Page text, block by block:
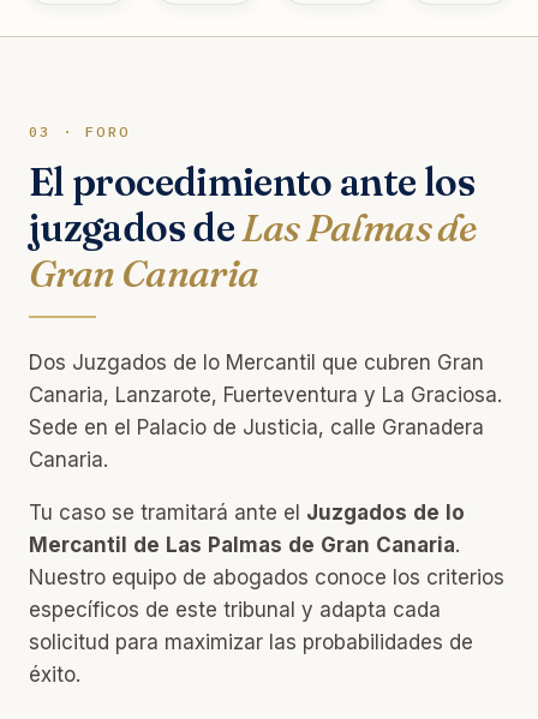
03 · FORO
El procedimiento ante los
juzgados deLas Palmas de
Gran Canaria
Dos Juzgados de lo Mercantil que cubren Gran
Canaria, Lanzarote, Fuerteventura y La Graciosa.
Sede en el Palacio de Justicia, calle Granadera
Canaria.
Tu caso se tramitará ante el Juzgados de lo
Mercantil de Las Palmas de Gran Canaria.
Nuestro equipo de abogados conoce los criterios
específicos de este tribunal y adapta cada
solicitud para maximizar las probabilidades de
éxito.